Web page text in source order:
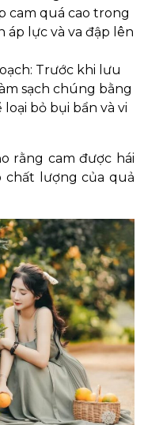
cam quá cao trong
áp lực và va đập lên
Trước khi lưu
sạch chúng bằng
bỏ bụi bẩn và vi
rằng cam được hái
chất lượng của quả